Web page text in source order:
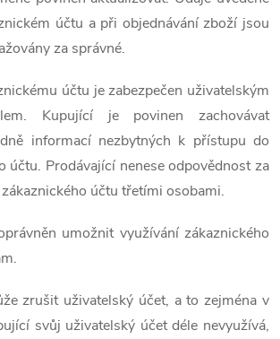
účtu a při objednávání zboží jsou
za správné.
účtu je zabezpečen uživatelským
Kupující je povinen zachovávat
informací nezbytných k přístupu do
účtu. Prodávající nenese odpovědnost za
účtu třetími osobami.
umožnit využívání zákaznického
zrušit uživatelský účet, a to zejména v
svůj uživatelský účet déle nevyužívá,